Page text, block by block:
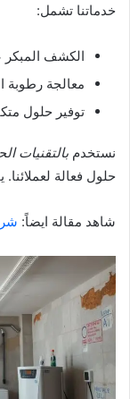
خدماتنا تشمل:
الكشف المبكر
معالجة رطوبة
توفير حلول
نستخدم بالتقنيات
حلول فعالة
شاهد مقالة ايضاً: